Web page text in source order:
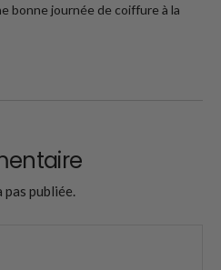
bonne journée de coiffure à la
pas publiée.